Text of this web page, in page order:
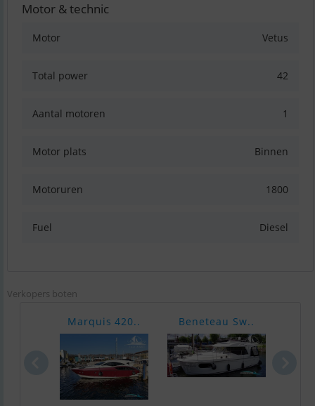
Motor & technic
Motor Vetus
Total power 42
Aantal motoren 1
Motor plats Binnen
Motoruren 1800
Fuel Diesel
Verkopers boten
Marquis 420.. Beneteau Sw..